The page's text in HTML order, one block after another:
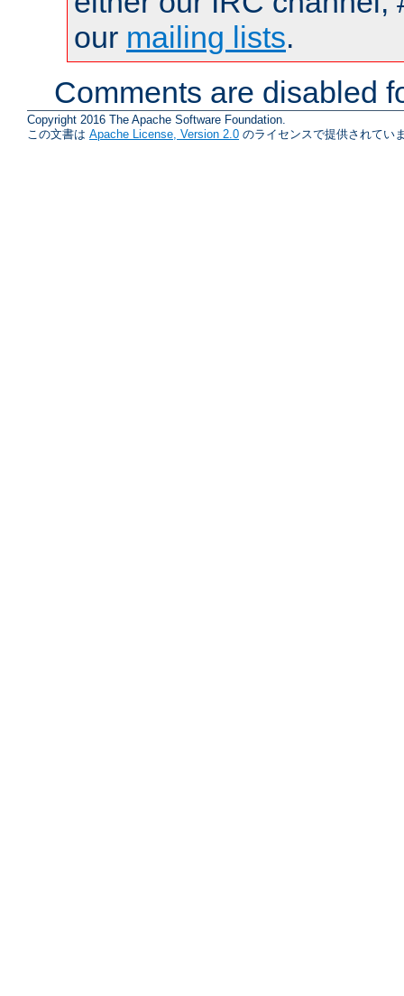
our mailing lists.
Comments are disabled
Copyright 2016 The Apache Software Foundation.
この文書は Apache License, Version 2.0 のライセンスで提供されてい